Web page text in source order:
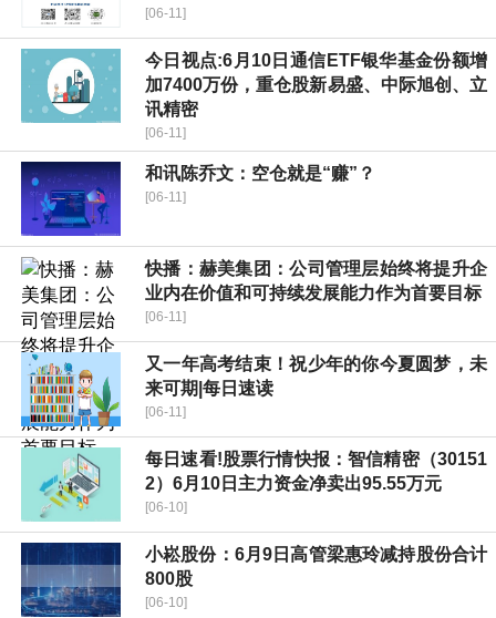
[06-11]
今日视点:6月10日通信ETF银华基金份额增
加7400万份，重仓股新易盛、中际旭创、立
讯精密
[06-11]
和讯陈乔文：空仓就是“赚”？
[06-11]
快播：赫美集团：公司管理层始终将提升企
业内在价值和可持续发展能力作为首要目标
[06-11]
又一年高考结束！祝少年的你今夏圆梦，未
来可期|每日速读
[06-11]
每日速看!股票行情快报：智信精密（30151
2）6月10日主力资金净卖出95.55万元
[06-10]
小崧股份：6月9日高管梁惠玲减持股份合计
800股
[06-10]